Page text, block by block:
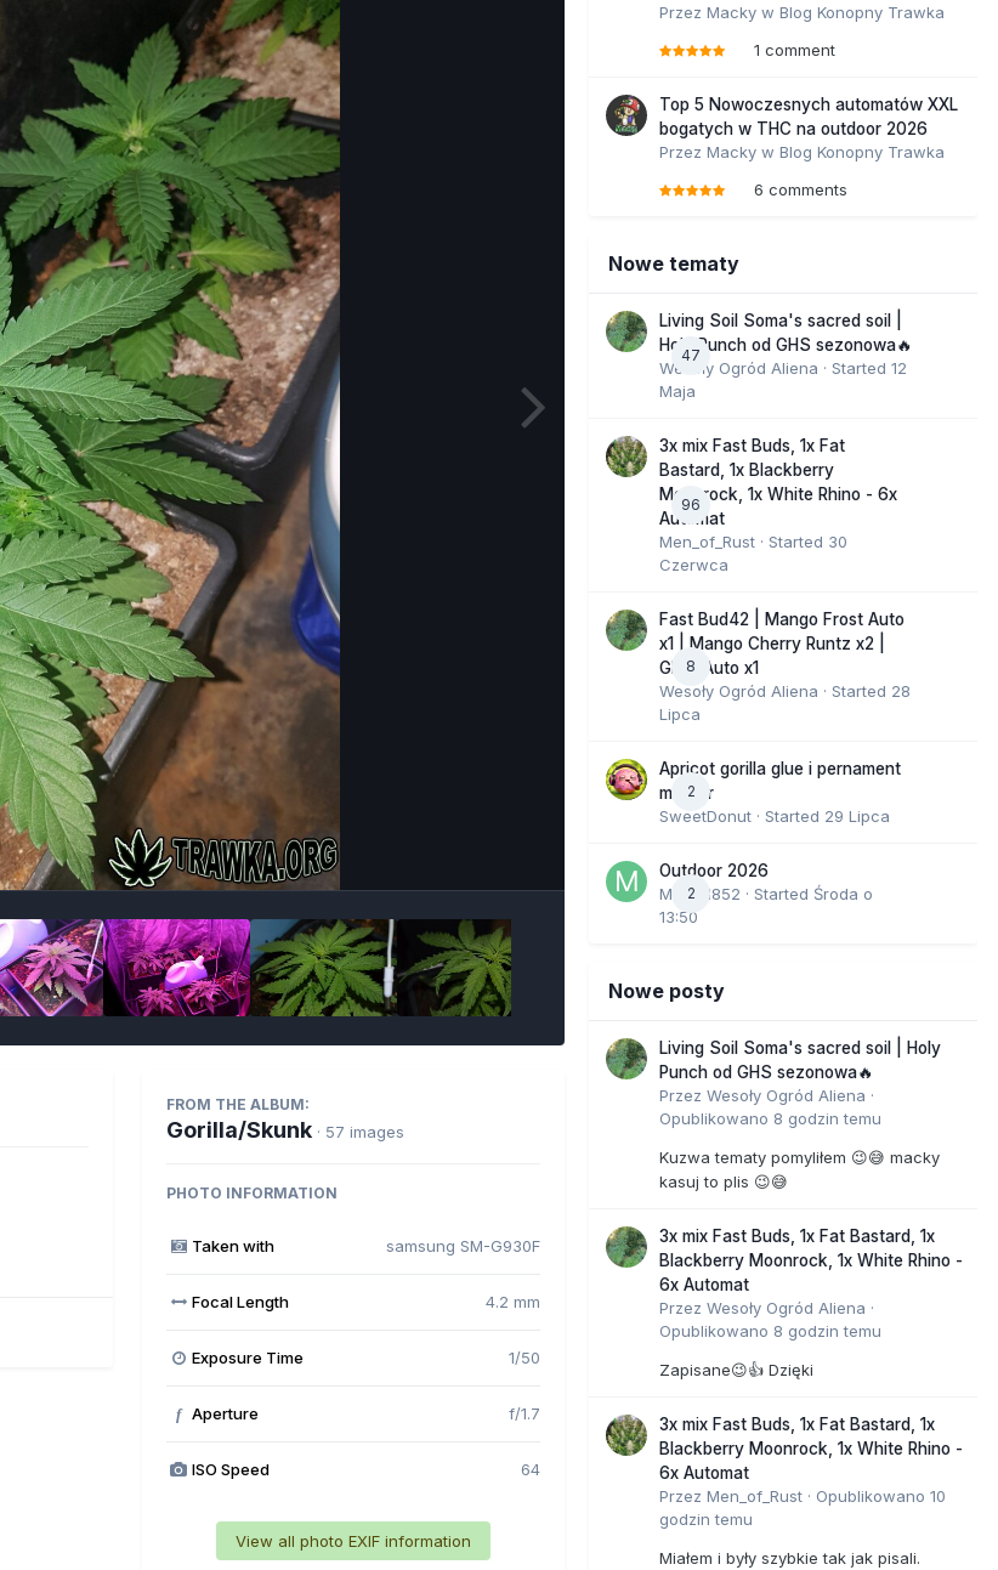
FROM THE ALBUM:
Gorilla/Skunk · 57 images
PHOTO INFORMATION
Taken with samsung SM-G930F
Focal Length 4.2 mm
Exposure Time 1/50
f Aperture f/1.7
ISO Speed 64
View all photo EXIF information
Przez Macky w Blog Konopny Trawka
1 comment
Top 5 Nowoczesnych automatów XXL
bogatych w THC na outdoor 2026
Przez Macky w Blog Konopny Trawka
6 comments
Nowe tematy
47
Living Soil Soma's sacred soil |
Holy Punch od GHS sezonowa🔥
Wesoły Ogród Aliena · Started 12
Maja
96
3x mix Fast Buds, 1x Fat
Bastard, 1x Blackberry
Moonrock, 1x White Rhino - 6x
Automat
Men_of_Rust · Started 30
Czerwca
8
Fast Bud42 | Mango Frost Auto
x1 | Mango Cherry Runtz x2 |
GMO Auto x1
Wesoły Ogród Aliena · Started 28
Lipca
2
Apricot gorilla glue i pernament
marker
SweetDonut · Started 29 Lipca
2
Outdoor 2026
Marcel852 · Started Środa o
13:50
Nowe posty
Living Soil Soma's sacred soil | Holy
Punch od GHS sezonowa🔥
Przez Wesoły Ogród Aliena ·
Opublikowano 8 godzin temu
Kuzwa tematy pomyliłem 😉😅 macky
kasuj to plis 😉😅
3x mix Fast Buds, 1x Fat Bastard, 1x
Blackberry Moonrock, 1x White Rhino -
6x Automat
Przez Wesoły Ogród Aliena ·
Opublikowano 8 godzin temu
Zapisane😉👍 Dzięki
3x mix Fast Buds, 1x Fat Bastard, 1x
Blackberry Moonrock, 1x White Rhino -
6x Automat
Przez Men_of_Rust · Opublikowano 10
godzin temu
Miałem i były szybkie tak jak pisali.